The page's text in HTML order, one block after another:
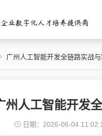
广州人工智能开发全链路实战
州人工智能开发
日期：2026-06-04